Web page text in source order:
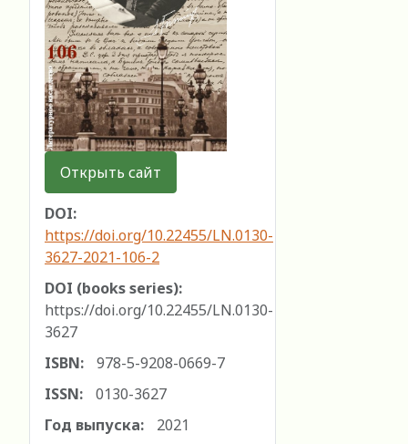
Открыть сайт
DOI:
https://doi.org/10.22455/LN.0130-
3627-2021-106-2
DOI (books series):
https://doi.org/10.22455/LN.0130-
3627
ISBN:
978-5-9208-0669-7
ISSN:
0130-3627
Год выпуска:
2021